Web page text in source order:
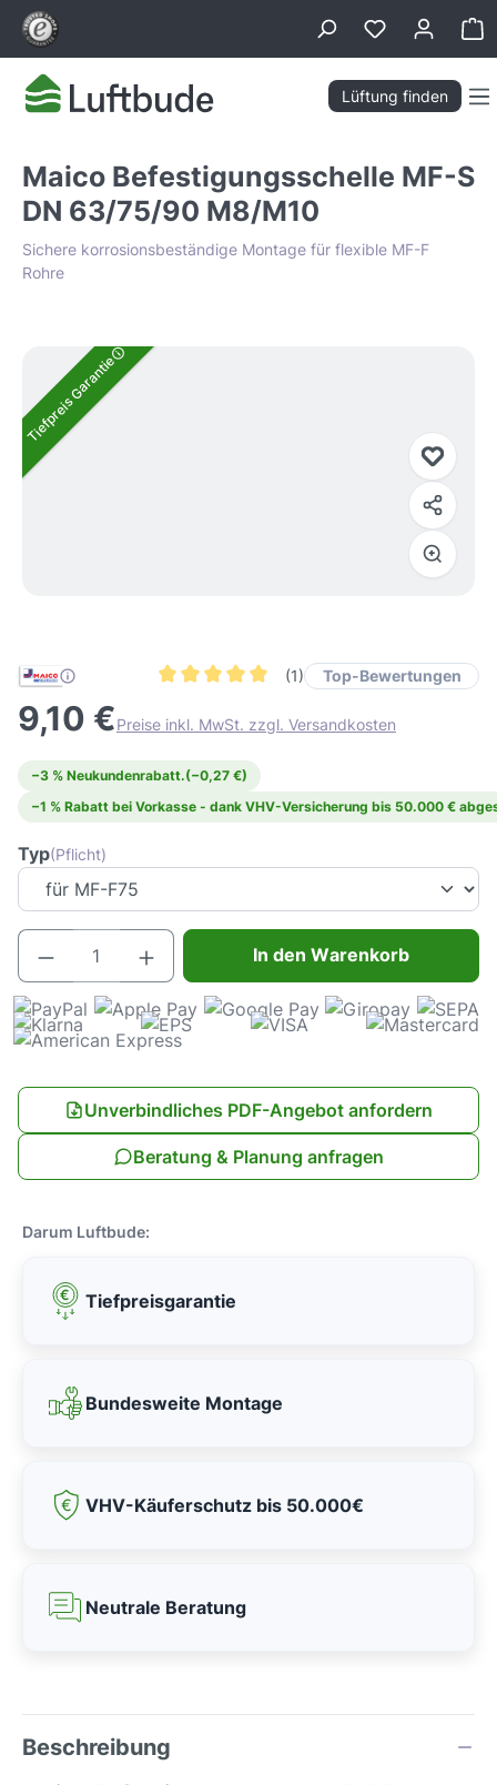
springen
Lüftung finden
Maico Befestigungsschelle MF-S
DN 63/75/90 M8/M10
Sichere korrosionsbeständige Montage für flexible MF-F
Rohre
Bildergalerie überspringen
Tiefpreis Garantie
(1) Top-Bewertungen
9,10 €Preise inkl. MwSt. zzgl. Versandkosten
−3 % Neukundenrabatt.(−0,27 €)
−1 % Rabatt bei Vorkasse - dank VHV-Versicherung bis 50.000 €
Typ(Pflicht)
Produkt Anzahl: Gib den gewünschten
In den Warenkorb
Unverbindliches PDF-Angebot anfordern
Beratung & Planung anfragen
Darum Luftbude:
Tiefpreisgarantie
Bundesweite Montage
VHV-Käuferschutz bis 50.000€
Neutrale Beratung
Beschreibung